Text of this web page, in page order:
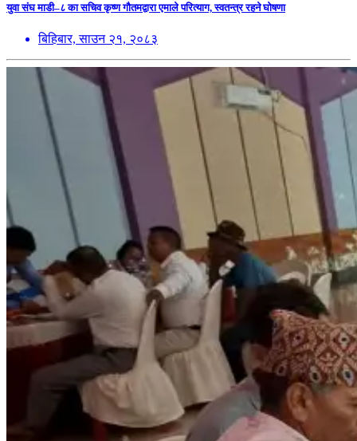
युवा संघ माडी–८ का सचिव कृष्ण गौतमद्वारा एमाले परित्याग, स्वतन्त्र रहने घोषणा
बिहिबार, साउन २१, २०८३